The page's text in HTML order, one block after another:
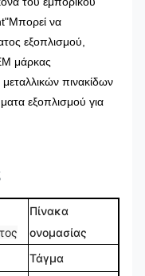
να
εξοπλισμού,
μάρκας
πινακίδων
εξοπλισμού για
Πίνακα
ονομασίας
Τάγμα